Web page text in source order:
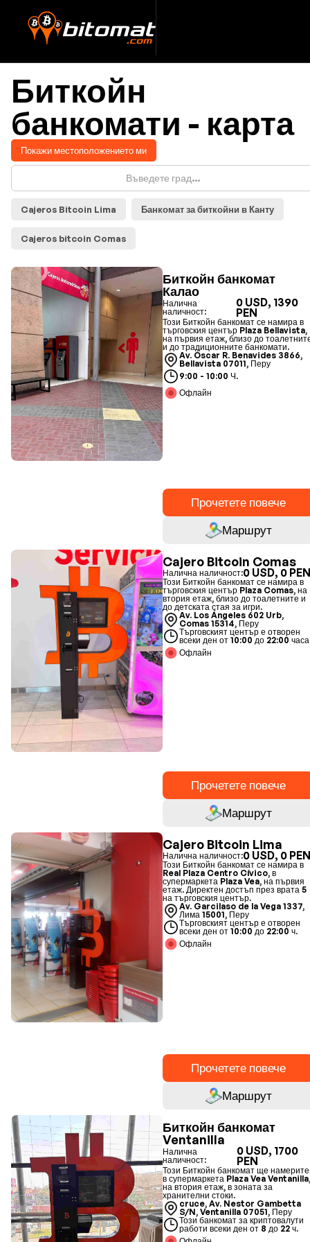
Биткойн
банкомати - карта
Покажи местоположението ми
Cajeros Bitcoin Lima Банкомат за биткойни в Канту
Cajeros bitcoin Comas
Биткойн банкомат
Калао
Налична
наличност:
0 USD, 1390
PEN
Този Биткойн банкомат се намира в
търговския център Plaza Bellavista,
на първия етаж, близо до
и до традиционните банкомати.
Av. Óscar R. Benavides 3866,
Bellavista 07011, Перу
9:00 - 10:00 Ч.
Офлайн
Прочетете повече
Маршрут
Cajero Bitcoin Comas
Налична наличност:0 USD, 0
Този Биткойн банкомат се намира в
търговския център Plaza Comas, на
втория етаж, близо до тоалетните и
до детската стая за игри.
Av. Los Ángeles 602 Urb,
Comas 15314, Перу
Търговският център е отворен
всеки ден от 10:00 до 22:00
Офлайн
Прочетете повече
Маршрут
Cajero Bitcoin Lima
Налична наличност:0 USD, 0
Този Биткойн банкомат се намира в
Real Plaza Centro Cívico, в
супермаркета Plaza Vea, на първия
етаж. Директен достъп през врата 5
на търговския център.
Av. Garcilaso de la Vega 1337,
Лима 15001, Перу
Търговският център е отворен
всеки ден от 10:00 до 22:00 ч.
Офлайн
Прочетете повече
Маршрут
Биткойн банкомат
Ventanilla
Налична
наличност:
0 USD, 1700
PEN
Този Биткойн банкомат ще намерите
в супермаркета Plaza Vea
на втория етаж, в зоната за
хранителни стоки.
cruce, Av. Nestor Gambetta
S/N, Ventanilla 07051, Перу
Този банкомат за криптовалути
работи всеки ден от 8 до 22 ч.